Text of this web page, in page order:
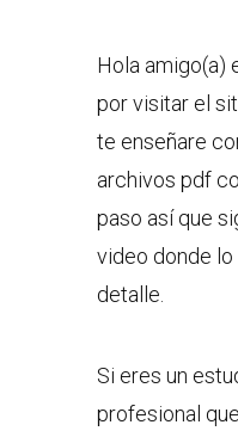
Hola amigo(a)
por visitar el
te enseñare
archivos pdf
paso así que
video donde
detalle.
Si eres un
profesional